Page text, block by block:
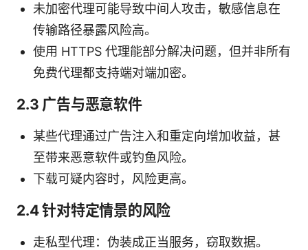
未加密代理可能导致中间人攻击，敏感信息在
传输路径暴露风险高。
使用 HTTPS 代理能部分解决问题，但并非所有
免费代理都支持端对端加密。
2.3 广告与恶意软件
某些代理通过广告注入和重定向增加收益，甚
至带来恶意软件或钓鱼风险。
下载可疑内容时，风险更高。
2.4 针对特定情景的风险
走私型代理：伪装成正当服务，窃取数据。